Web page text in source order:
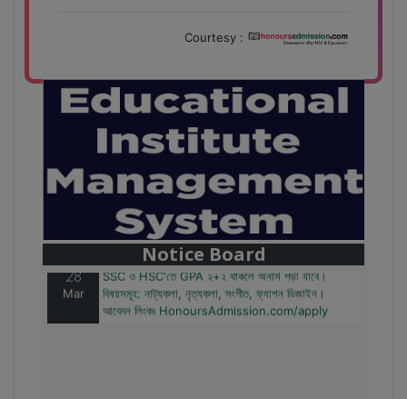
Courtesy :
Notice Board
বাজেটের মধ্যে প্রাইভেট ইউনিভার্সিটিতে অনার্স পড়ার সুযোগ।
২০টির অধিক বিষয়, ৪ বছরে মোট খরচ ২ লক্ষ থেকে ৫ লক্ষ টাকা।
আবেদন লিংকঃ HonoursAdmission.com/apply
28
Mar
SSC ও HSC'তে GPA ২+২ থাকলে অনার্স পড়া যাবে।
বিষয়সমূহ: নাট্যকলা, নৃত্যকলা, সংগীত, ফ্যাশন ডিজাইন।
আবেদন লিংকঃ HonoursAdmission.com/apply